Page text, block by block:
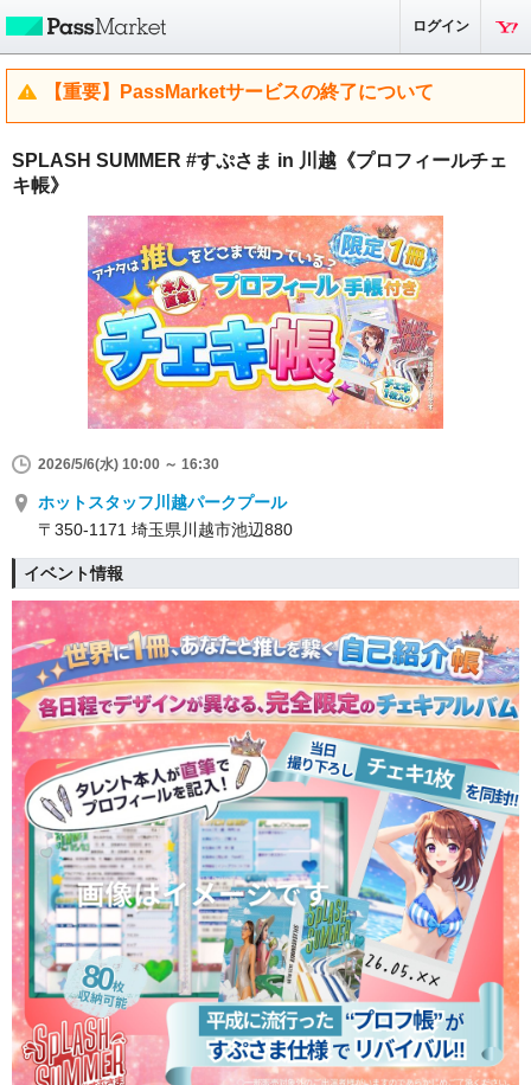
ログイン
【重要】PassMarketサービスの終了について
SPLASH SUMMER #すぷさま in 川越《プロフィールチェ
キ帳》
2026/5/6(水) 10:00 ～ 16:30
ホットスタッフ川越パークプール
〒350-1171 埼玉県川越市池辺880
イベント情報